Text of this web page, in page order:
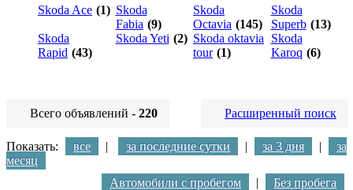
Skoda Ace (1) Skoda
Fabia (9)
Skoda
Octavia (145)
Skoda
Superb (13)
Skoda
Rapid (43)
Skoda Yeti (2) Skoda oktavia
tour (1)
Skoda
Karoq (6)
Всего объявлений - 220 Расширенный поиск
Показать: все | за последние сутки | за 3 дня |
за
месяц
Автомобили с пробегом
|
Без пробега